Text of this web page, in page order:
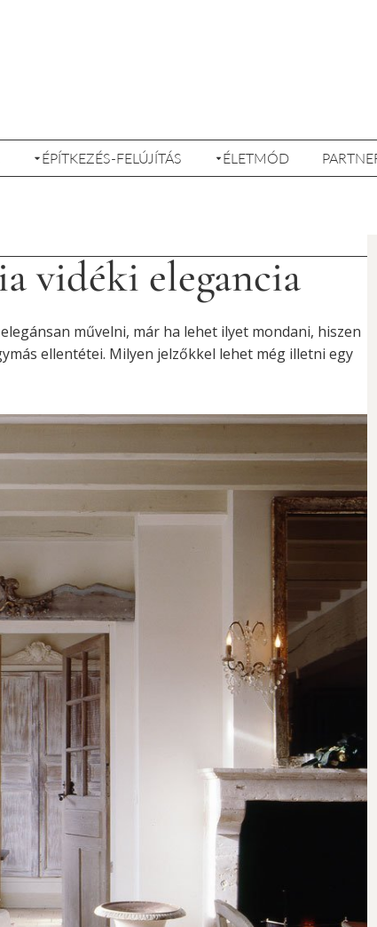
ÉPÍTKEZÉS-FELÚJÍTÁS ÉLETMÓD
vidéki elegancia
művelni, már ha lehet ilyet mondani, hiszen
ellentétei. Milyen jelzőkkel lehet még illetni egy